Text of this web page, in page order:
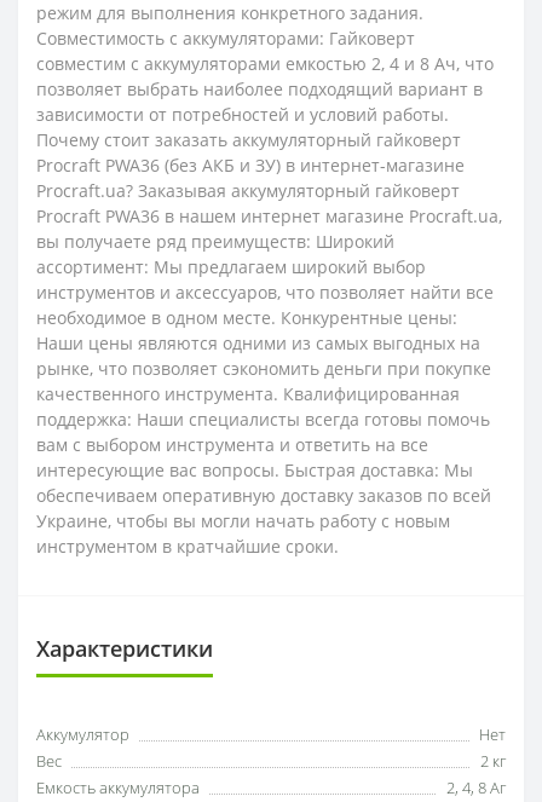
режим для выполнения конкретного задания.
Совместимость с аккумуляторами: Гайковерт
совместим с аккумуляторами емкостью 2, 4 и 8 Ач, что
позволяет выбрать наиболее подходящий вариант в
зависимости от потребностей и условий работы.
Почему стоит заказать аккумуляторный гайковерт
Procraft PWA36 (без АКБ и ЗУ) в интернет-магазине
Procraft.ua? Заказывая аккумуляторный гайковерт
Procraft PWA36 в нашем интернет магазине Procraft.ua,
вы получаете ряд преимуществ: Широкий
ассортимент: Мы предлагаем широкий выбор
инструментов и аксессуаров, что позволяет найти все
необходимое в одном месте. Конкурентные цены:
Наши цены являются одними из самых выгодных на
рынке, что позволяет сэкономить деньги при покупке
качественного инструмента. Квалифицированная
поддержка: Наши специалисты всегда готовы помочь
вам с выбором инструмента и ответить на все
интересующие вас вопросы. Быстрая доставка: Мы
обеспечиваем оперативную доставку заказов по всей
Украине, чтобы вы могли начать работу с новым
инструментом в кратчайшие сроки.
Характеристики
Аккумулятор
Нет
Вес
2 кг
Емкость аккумулятора
2, 4, 8 Аг